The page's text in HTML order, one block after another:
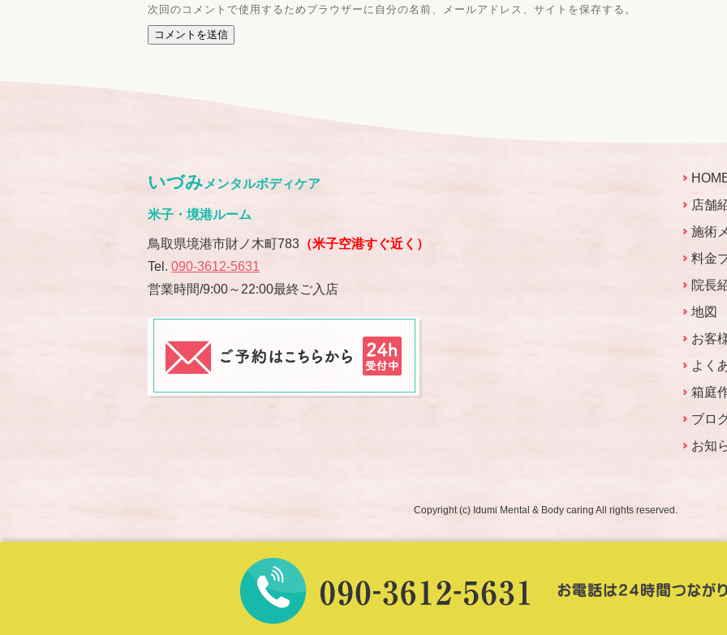
次回のコメントで使用するためブラウザーに自分の名前、メールアドレス、サイトを保存する。
いづみ メンタルボディケア
米子・境港ルーム
鳥取県境港市財ノ木町783 （米子空港すぐ近く）
Tel. 090-3612-5631
営業時間/9:00～22:00最終ご入店
店舗
施術
料金
院長
地図
お客
よく
箱庭
ブロ
お知
Copyright (c) Idumi Mental & Body caring All rights reserved.